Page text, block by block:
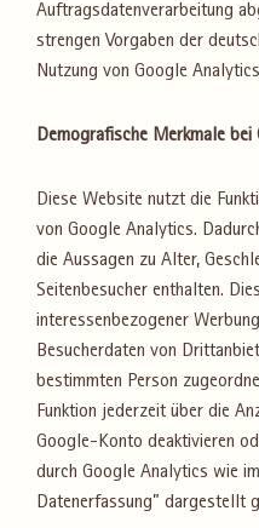
Auftragsdatenverarbeitung
strengen Vorgaben der
Nutzung von Google
Demografische Merkmale
Diese Website nutzt die
von Google Analytics.
die Aussagen zu Alter,
Seitenbesucher enthalten.
interessenbezogener
Besucherdaten von
bestimmten Person
Funktion jederzeit über die
Google-Konto deaktivieren
durch Google Analytics wie
Datenerfassung” dargestellt